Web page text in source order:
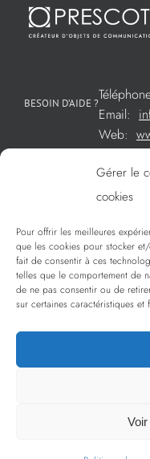
Gérer le
cookies
Pour offrir les meilleures
que les cookies pour stocker
fait de consentir à ces
telles que le comportement de
de ne pas consentir ou de
sur certaines caractéristiques et
BESOIN D’AIDE ?
Email:
Web:
SOMMAIRE
Créations
Créations
La sélection
Services
Politique de